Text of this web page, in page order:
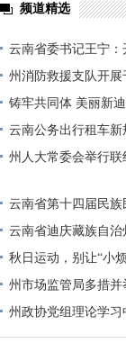
频道精选
云南省委书记王宁
州消防救援支队开
铸牢共同体 美丽新
章
云南公务出行租车新
州人大常委会举行
云南省第十四届民族
迪庆州再获佳绩！
云南省迪庆藏族自
公告
秋日运动，别让“小
疼痛
州市场监管局多措
州政协党组理论学习